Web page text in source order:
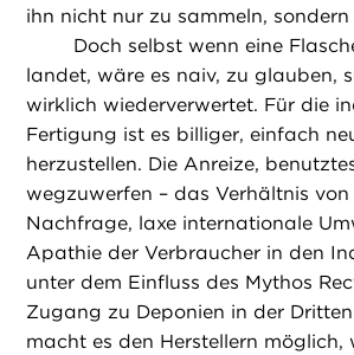
ihn nicht nur zu sammeln,
Doch selbst wenn eine
landet, wäre es naiv, zu glauben,
wirklich wiederverwertet. Für die
Fertigung ist es billiger, einfach
herzustellen. Die Anreize,
wegzuwerfen – das Verhältnis
Nachfrage, laxe internationale
Apathie der Verbraucher in den
unter dem Einfluss des Mythos
Zugang zu Deponien in der
macht es den Herstellern möglich,